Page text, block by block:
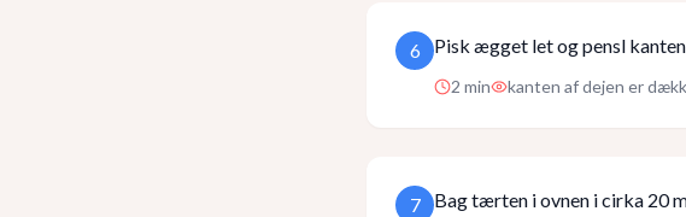
6 Pisk ægget let og pensl
2 min kanten af dejen er
7 Bag tærten i ovnen i cirka 20